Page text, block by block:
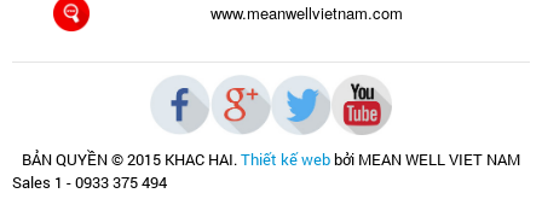
www.meanwellvietnam.com
BẢN QUYỀN © 2015 KHAC HAI.Thiết kế webbởi MEAN WELL VIET NAM
Sales 1 - 0933 375 494